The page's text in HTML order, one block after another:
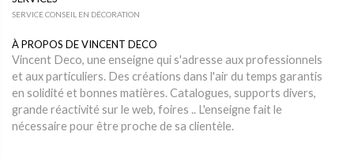
SERVICE CONSEIL EN DÉCORATION
À PROPOS DE VINCENT DECO
Vincent Deco, une enseigne qui s'adresse aux professionnels
et aux particuliers. Des créations dans l'air du temps garantis
en solidité et bonnes matières. Catalogues, supports divers,
grande réactivité sur le web, foires .. L'enseigne fait le
nécessaire pour être proche de sa clientèle.